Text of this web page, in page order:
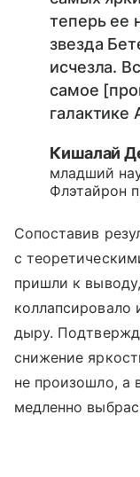
теперь ее
звезда
исчезла.
самое
Кишалай
младший
Флэтайрон
Сопоставив
с
пришли к
коллапсировало
дыру.
снижение
не произошло, а
медленно